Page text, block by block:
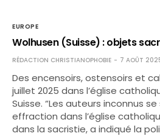
EUROPE
Wolhusen (Suisse) : objets
RÉDACTION CHRISTIANOPHOBIE 7 AOÛT
Des encensoirs, ostensoirs et
juillet 2025 dans l’église
Suisse. “Les auteurs inconnus
effraction dans l’église
dans la sacristie, a indiqué la